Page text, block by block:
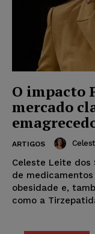
O impacto
mercado
ARTIGOS
Celeste Leite dos
de
obesidade e,
como a